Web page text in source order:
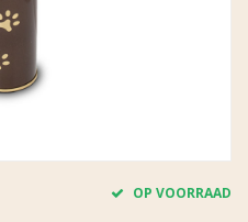
OP VOORRAAD